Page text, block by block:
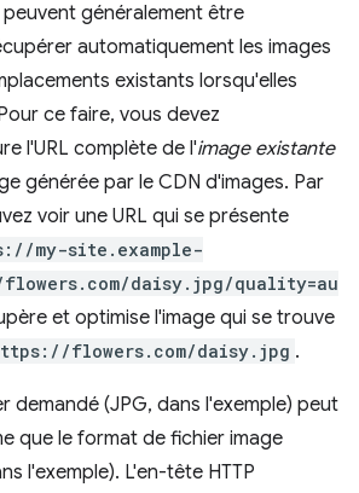
généralement être
automatiquement les images
existants lorsqu'elles
ce faire, vous devez
l'URL complète de l'image existante
générée par le CDN d'images. Par
voir une URL qui se présente
my-site.example-
daisy.jpg/quality=au
et optimise l'image qui se trouve
flowers.com/daisy.jpg .
demandé (JPG, dans l'exemple) peut
que le format de fichier image
l'exemple). L'en-tête HTTP